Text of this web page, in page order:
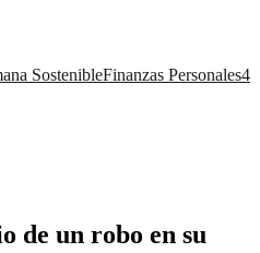
SostenibleFinanzas Personales4
de un robo en su